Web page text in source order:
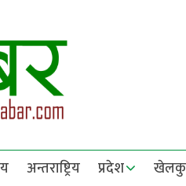
अन्तराष्ट्रिय प्रदेश